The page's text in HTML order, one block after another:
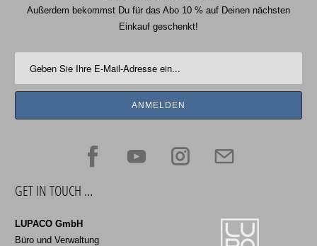
Außerdem bekommst Du für das Abo 10 % auf Deinen nächsten
Einkauf geschenkt!
GET IN TOUCH …
LUPACO GmbH
Büro und Verwaltung